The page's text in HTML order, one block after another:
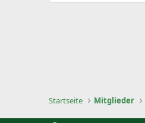
Startseite Mitglieder